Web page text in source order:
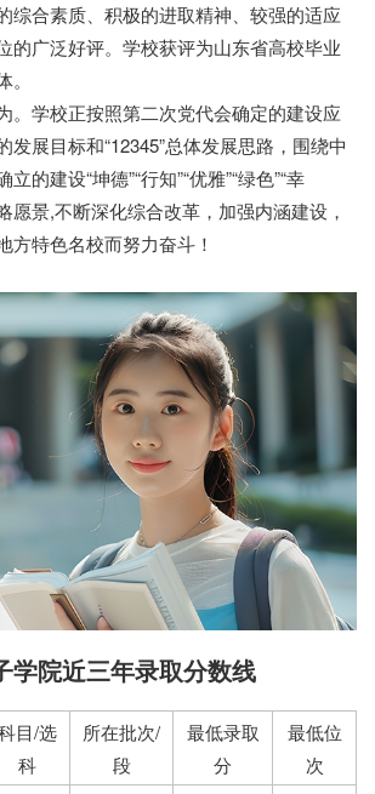
综合素质、积极的进取精神、较强的适应
的广泛好评。学校获评为山东省高校毕业
。学校正按照第二次党代会确定的建设应
发展目标和“12345”总体发展思路，围绕中
的建设“坤德”“行知”“优雅”“绿色”“幸
愿景,不断深化综合改革，加强内涵建设，
方特色名校而努力奋斗！
学院近三年录取分数线
目/选
科
所在批次/
段
最低录取
分
最低位
次